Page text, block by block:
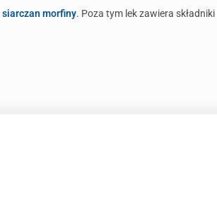
siarczan morfiny. Poza tym lek zawiera składniki